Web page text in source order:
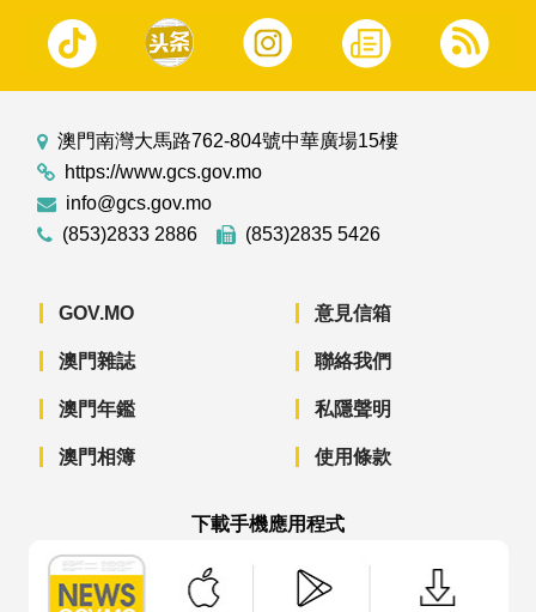
澳門南灣大馬路762-804號中華廣場15樓
https://www.gcs.gov.mo
info@gcs.gov.mo
(853)2833 2886
(853)2835 5426
GOV.MO
澳門雜誌
澳門年鑑
澳門相簿
意見信箱
聯絡我們
私隱聲明
使用條款
下載手機應用程式